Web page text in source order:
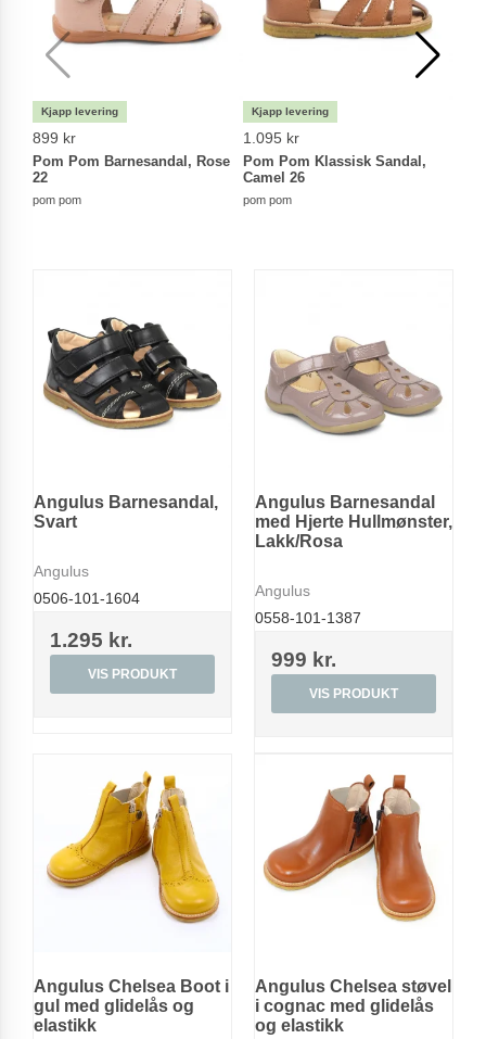
899 kr
Pom Pom Barnesandal, Rose
22
pom pom
1.095 kr
Pom Pom Klassisk Sandal,
Camel 26
pom pom
Angulus Barnesandal,
Svart
Angulus
0506-101-1604
1.295 kr.
VIS PRODUKT
Angulus Barnesandal
med Hjerte Hullmønster,
Lakk/Rosa
Angulus
0558-101-1387
999 kr.
VIS PRODUKT
Angulus Chelsea Boot i
gul med glidelås og
elastikk
Angulus Chelsea støvel
i cognac med glidelås
og elastikk